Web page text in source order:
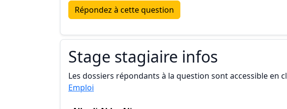
Répondez à cette question
Stage stagiaire infos
Les dossiers répondants à la question sont accessible en
Emploi